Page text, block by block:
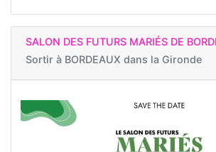
SALON DES FUTURS MARIÉS DE
Sortir à BORDEAUX dans la Gironde